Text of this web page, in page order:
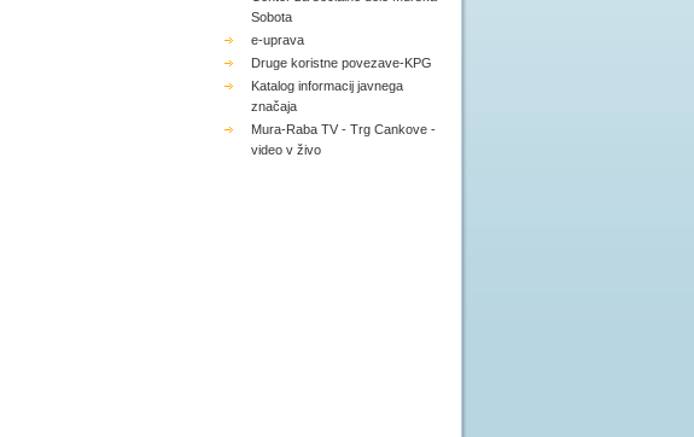
Sobota
e-uprava
Druge koristne povezave-KPG
Katalog informacij javnega
značaja
Mura-Raba TV - Trg Cankove -
video v živo